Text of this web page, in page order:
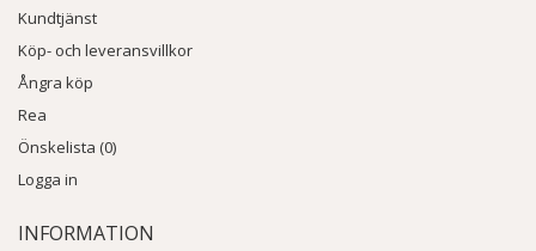
Kundtjänst
Köp- och leveransvillkor
Ångra köp
Rea
Önskelista (0)
Logga in
INFORMATION